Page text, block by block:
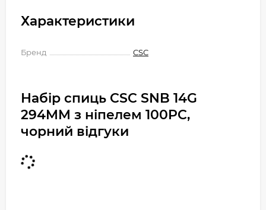
Характеристики
Бренд CSC
Набір спиць CSC SNB 14G
294MM з ніпелем 100PC,
чорний відгуки